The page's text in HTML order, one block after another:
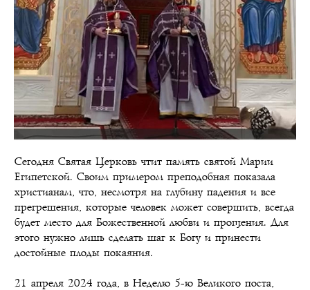
Сегодня Святая Церковь чтит память святой Марии
Египетской. Своим примером преподобная показала
христианам, что, несмотря на глубину падения и все
прегрешения, которые человек может совершить, всегда
будет место для Божественной любви и прощения. Для
этого нужно лишь сделать шаг к Богу и принести
достойные плоды покаяния.
21 апреля 2024 года, в Неделю 5-ю Великого поста,